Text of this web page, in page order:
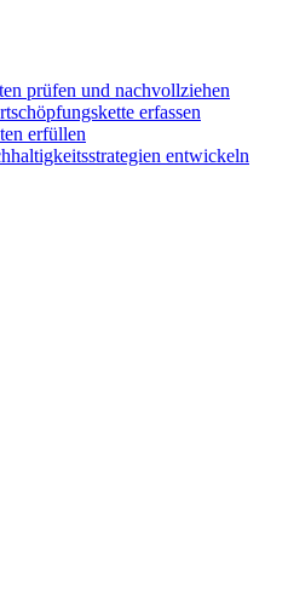
prüfen und nachvollziehen
erfassen
erfüllen
entwickeln